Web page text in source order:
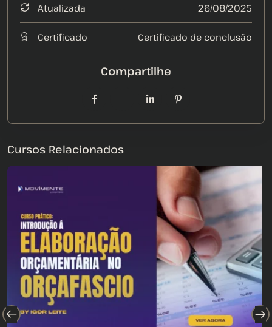
Atualizada 26/08/2025
Certificado Certificado de conclusão
Cursos Relacionados